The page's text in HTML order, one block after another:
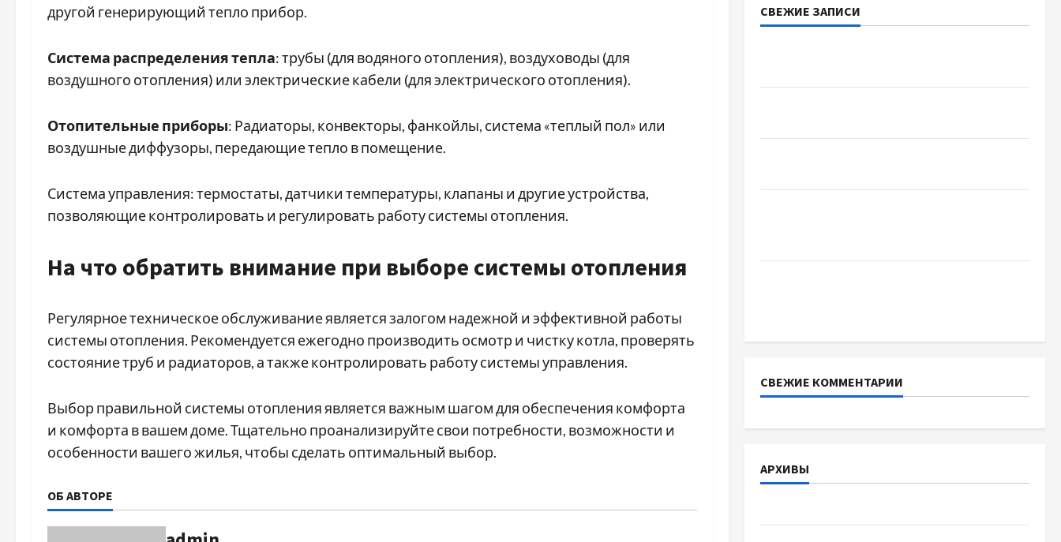
другой генерирующий тепло прибор.
Система распределения тепла: трубы (для водяного отопления), воздуховоды (для
воздушного отопления) или электрические кабели (для электрического отопления).
Отопительные приборы: Радиаторы, конвекторы, фанкойлы, система «теплый пол» или
воздушные диффузоры, передающие тепло в помещение.
Система управления: термостаты, датчики температуры, клапаны и другие устройства,
позволяющие контролировать и регулировать работу системы отопления.
На что обратить внимание при выборе системы отопления
Регулярное техническое обслуживание является залогом надежной и эффективной работы
системы отопления. Рекомендуется ежегодно производить осмотр и чистку котла, проверять
состояние труб и радиаторов, а также контролировать работу системы управления.
Выбор правильной системы отопления является важным шагом для обеспечения комфорта
и комфорта в вашем доме. Тщательно проанализируйте свои потребности, возможности и
особенности вашего жилья, чтобы сделать оптимальный выбор.
ОБ АВТОРЕ
СВЕЖИЕ ЗАПИСИ
СВЕЖИЕ КОММЕНТАРИИ
АРХИВЫ